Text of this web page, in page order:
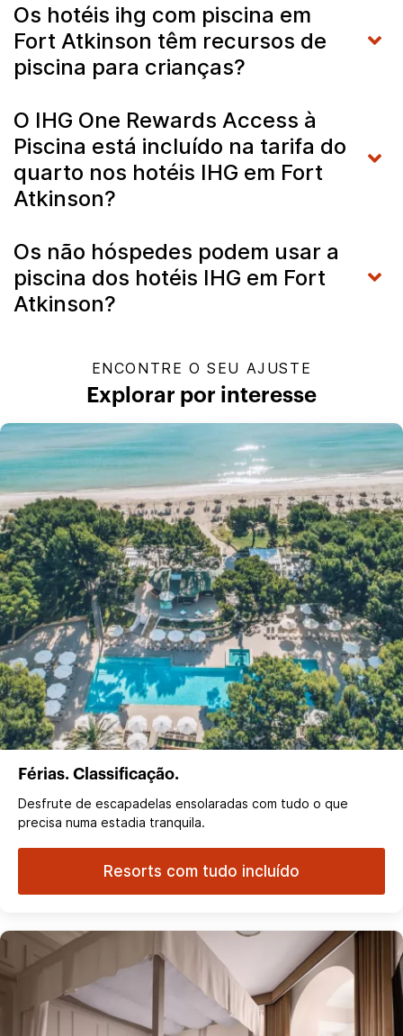
Os hotéis ihg com piscina em
Fort Atkinson têm recursos de
piscina para crianças?
O IHG One Rewards Access à
Piscina está incluído na tarifa do
quarto nos hotéis IHG em Fort
Atkinson?
Os não hóspedes podem usar a
piscina dos hotéis IHG em Fort
Atkinson?
ENCONTRE O SEU AJUSTE
Explorar por interesse
Férias. Classificação.
Desfrute de escapadelas ensolaradas com tudo o que
precisa numa estadia tranquila.
Resorts com tudo incluído